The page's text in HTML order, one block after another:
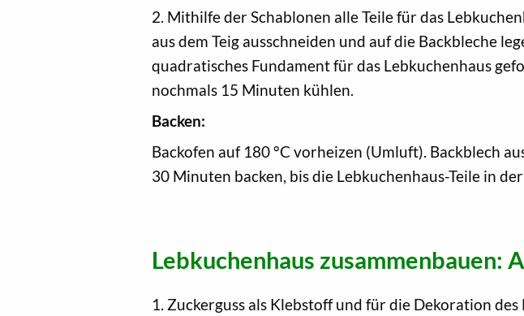
2. Mithilfe der Schablonen alle Teile für das
aus dem Teig ausschneiden und auf die Backbleche
quadratisches Fundament für das Lebkuchenhaus
nochmals 15 Minuten kühlen.
Backen:
Backofen auf 180 °C vorheizen (Umluft). Backblech
30 Minuten backen, bis die Lebkuchenhaus-Teile in
Lebkuchenhaus zusammenbauen:
1. Zuckerguss als Klebstoff und für die Dekoration